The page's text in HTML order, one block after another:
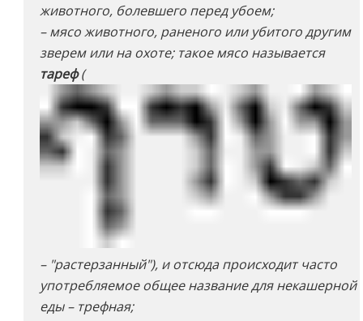
животного, болевшего перед убоем;
– мясо животного, раненого или убитого другим
зверем или на охоте; такое мясо называется
тареф(
– "растерзанный"), и отсюда происходит часто
употребляемое общее название длянекашерной
еды – трефная;